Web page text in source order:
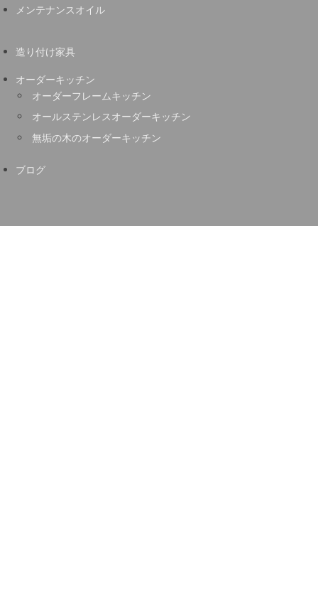
メンテナンスオイル
造り付け家具
オーダーキッチン
オーダーフレームキッチン
オールステンレスオーダーキッチン
無垢の木のオーダーキッチン
ブログ